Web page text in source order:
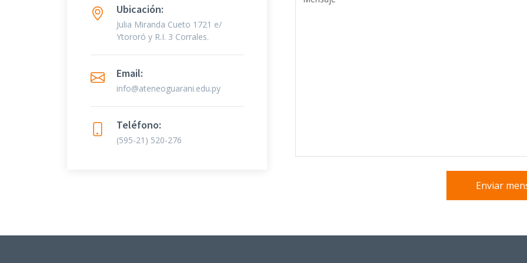
Ubicación:
Julia Miranda Cueto 1721 e/
Ytororó y R.I. 3 Corrales.
Email:
info@ateneoguarani.edu.py
Teléfono:
(595-21) 520-276
Enviar